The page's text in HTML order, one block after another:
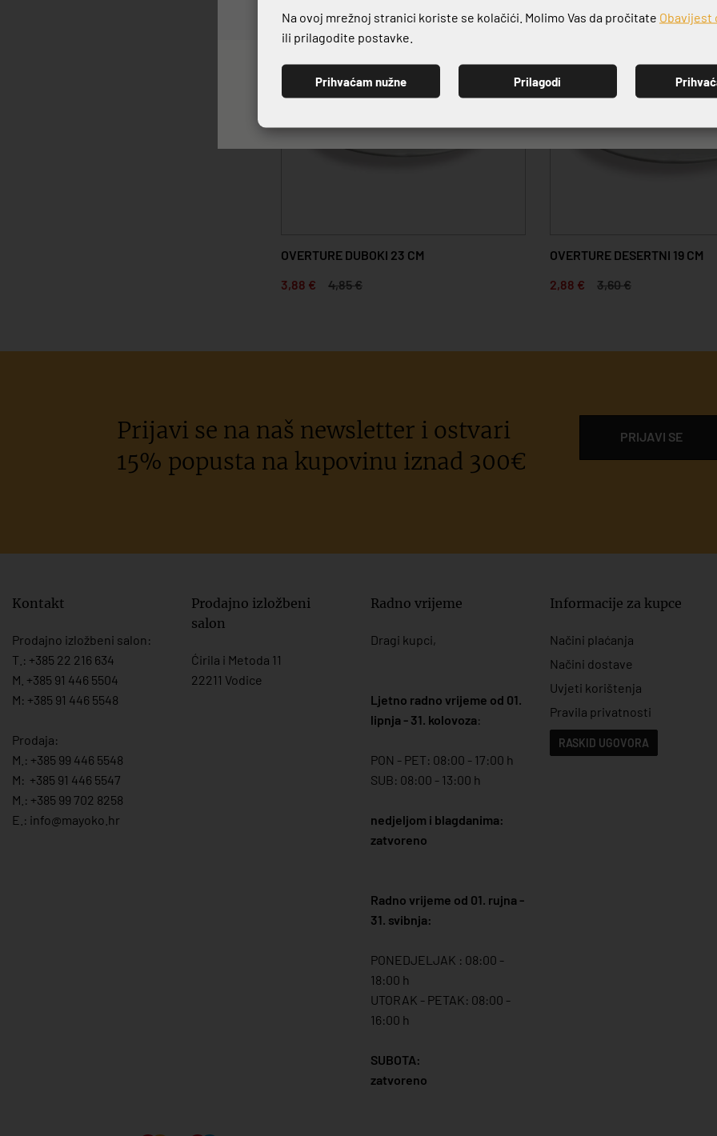
OVERTURE DUBOKI 23 CM
3,88 €
4,85 €
OVERTURE DESERTNI 19 CM
2,88 €
3,60 €
Prijavi se na naš newsletter i ostvari
15% popusta na kupovinu iznad 300€
PRIJAVI SE
Kontakt
Prodajno izložbeni salon:
T.: +385 22 216 634
M. +385 91 446 5504
M: +385 91 446 5548
Prodaja:
M.: +385 99 446 5548
M: +385 91 446 5547
M.: +385 99 702 8258
E.: info@mayoko. hr
Prodajno izložbeni
salon
Ćirila i Metoda 11
22211 Vodice
Radno vrijeme
Dragi kupci,
Ljetno radno vrijeme od 01.
lipnja - 31. kolovoza:
PON - PET: 08:00 - 17:00 h
SUB: 08:00 - 13:00 h
nedjeljom i blagdanima:
zatvoreno
Radno vrijeme od 01. rujna -
31. svibnja:
PONEDJELJAK : 08:00 -
18:00 h
UTORAK - PETAK: 08:00 -
16:00 h
SUBOTA:
zatvoreno
Informacije za kupce
Načini plaćanja
Načini dostave
Uvjeti korištenja
Pravila privatnosti
RASKID UGOVORA
PRIJAVI SE
Na ovoj mrežnoj stranici koriste se kolačići. Molimo Vas da pročitate Obavijest
ili prilagodite postavke.
Prihvaćam nužne Prilagodi